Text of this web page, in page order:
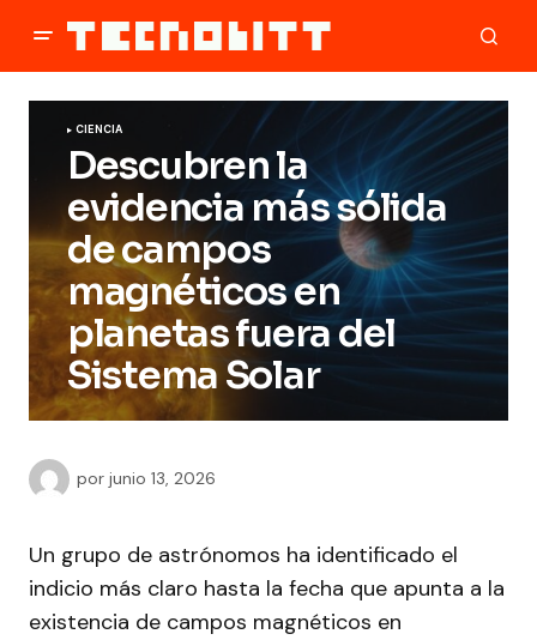
CIENCIA
Descubren la
evidencia más sólida
de campos
magnéticos en
planetas fuera del
Sistema Solar
por junio 13, 2026
Un grupo de astrónomos ha identificado el
indicio más claro hasta la fecha que apunta a la
existencia de campos magnéticos en